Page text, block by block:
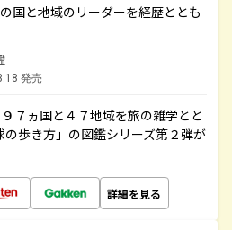
国と地域のリーダーを経歴ととも
発売
７ヵ国と４７地域を旅の雑学とと
歩き方」の図鑑シリーズ第２弾が
詳細を見る